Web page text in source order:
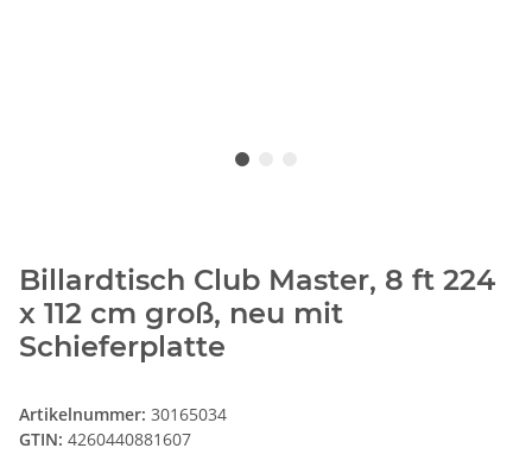
Billardtisch Club Master, 8 ft 224
x 112 cm groß, neu mit
Schieferplatte
Artikelnummer: 30165034
GTIN: 4260440881607